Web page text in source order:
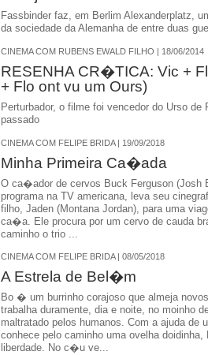
Fassbinder faz, em Berlim Alexanderplatz,
da sociedade da Alemanha de entre duas
CINEMA COM RUBENS EWALD FILHO | 18/06/2014
RESENHA CR�TICA: Vic +
+ Flo ont vu um Ours)
Perturbador, o filme foi vencedor do Urso
passado
CINEMA COM FELIPE BRIDA | 19/09/2018
Minha Primeira Ca�ada
O ca�ador de cervos Buck Ferguson (Josh
programa na TV americana, leva seu
filho, Jaden (Montana Jordan), para uma
ca�a. Ele procura por um cervo de cauda
caminho o trio ...
CINEMA COM FELIPE BRIDA | 08/05/2018
A Estrela de Bel�m
Bo � um burrinho corajoso que almeja
trabalha duramente, dia e noite, no moinho
maltratado pelos humanos. Com a ajuda de
conhece pelo caminho uma ovelha
liberdade. No c�u ve...